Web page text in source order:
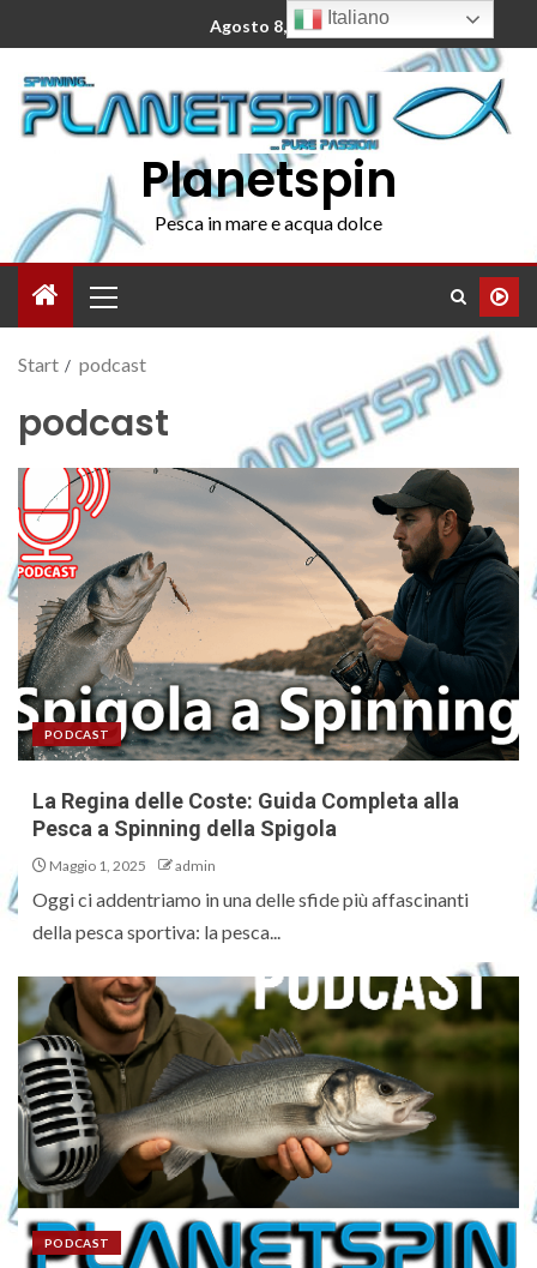
Agosto 8, 2026
Planetspin
Pesca in mare e acqua dolce
Start podcast
podcast
PODCAST
La Regina delle Coste: Guida Completa alla
Pesca a Spinning della Spigola
Maggio 1, 2025 admin
Oggi ci addentriamo in una delle sfide più affascinanti
della pesca sportiva: la pesca...
PODCAST
Italiano